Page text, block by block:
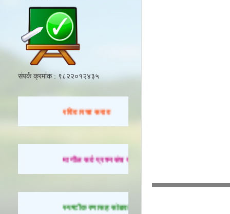
संपर्क क्रमांक : ९८२२०१२४३५
रविवारचा सराव
मागील सर्व प्रश्नसंच सोडवण्यासाठी येथे क्लिक करा.
स्पष्टीकरणासह सोडवलेले प्रश्न पाहण्यासाठी येथे क्लिक